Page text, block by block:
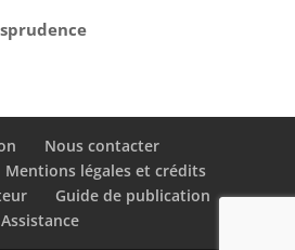
Nous contacter
Mentions légales et crédits
Guide de publication
Assistance